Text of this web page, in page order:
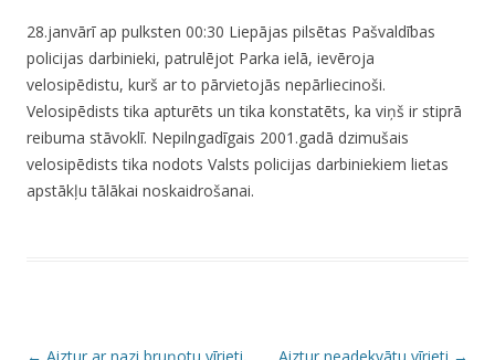
28.janvārī ap pulksten 00:30 Liepājas pilsētas Pašvaldības
policijas darbinieki, patrulējot Parka ielā, ievēroja
velosipēdistu, kurš ar to pārvietojās nepārliecinoši.
Velosipēdists tika apturēts un tika konstatēts, ka viņš ir stiprā
reibuma stāvoklī. Nepilngadīgais 2001.gadā dzimušais
velosipēdists tika nodots Valsts policijas darbiniekiem lietas
apstākļu tālākai noskaidrošanai.